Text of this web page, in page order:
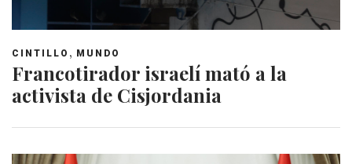
CINTILLO , MUNDO
Francotirador israelí mató a la
activista de Cisjordania